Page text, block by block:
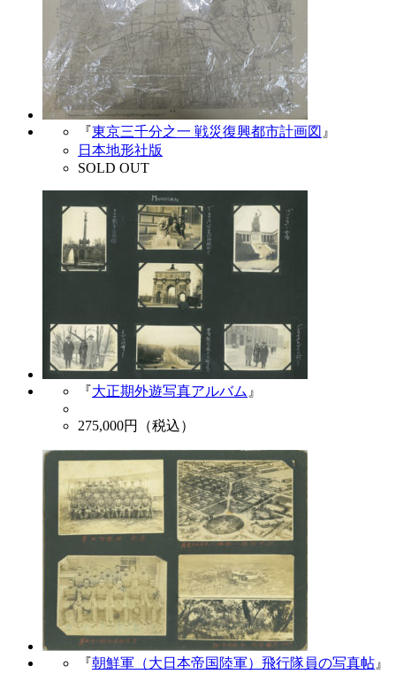
『東京三千分之一 戦災復興都市計画図 』
日本地形社版
SOLD OUT
『大正期外遊写真アルバム 』
275,000円（税込）
『朝鮮軍（大日本帝国陸軍）飛行隊員の写真帖 』